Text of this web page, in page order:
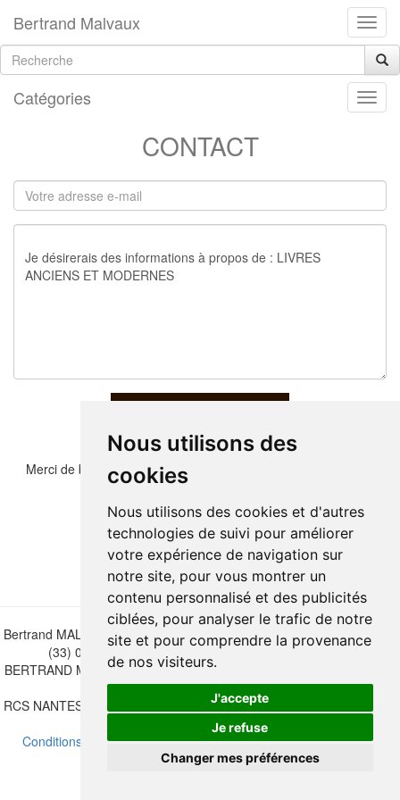
Nous utilisons des
cookies
Nous utilisons des cookies et d'autres
technologies de suivi pour améliorer
votre expérience de navigation sur
notre site, pour vous montrer un
contenu personnalisé et des publicités
ciblées, pour analyser le trafic de notre
site et pour comprendre la provenance
de nos visiteurs.
J'accepte
Je refuse
Changer mes préférences
Bertrand Malvaux
Catégories
CONTACT
Merci de bien vouloir recopier les chiffres et lettre ci-dessous :
Bertrand MALVAUX - 22 rue Crébillon, 44000 Nantes - FRANCE - Tél.
(33) 02 40 733 600 — bertrand.malvaux@wanadoo.fr
BERTRAND MALVAUX - ÉDITIONS DU CANONNIER SARL au capital
de 47.000 EUROS
RCS NANTES B 442 295 077 - N° INTRACOMMUNAUTAIRE CEE FR
30 442 295 077
Conditions de vente-Mettre à jour vos préférences de cookies